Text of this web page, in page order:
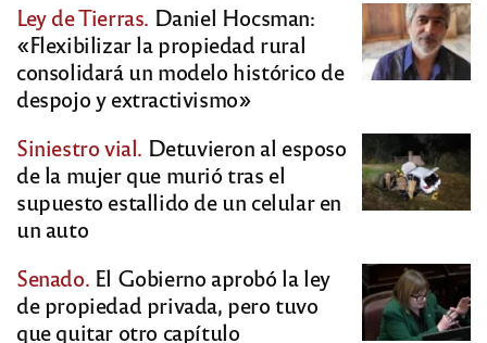
Ley de Tierras. Daniel Hocsman:
«Flexibilizar la propiedad rural
consolidará un modelo histórico de
despojo y extractivismo»
Siniestro vial. Detuvieron al esposo
de la mujer que murió tras el
supuesto estallido de un celular en
un auto
Senado. El Gobierno aprobó la ley
de propiedad privada, pero tuvo
que quitar otro capítulo